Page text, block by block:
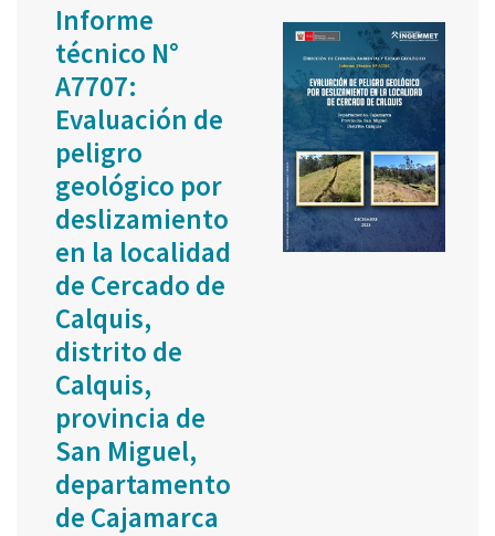
Informe
técnico N°
A7707:
Evaluación de
peligro
geológico por
deslizamiento
en la localidad
de Cercado de
Calquis,
distrito de
Calquis,
provincia de
San Miguel,
departamento
de Cajamarca